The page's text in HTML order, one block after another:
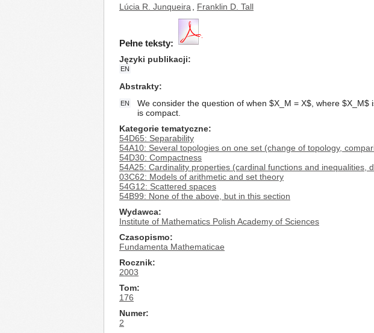
Lúcia R. Junqueira Franklin D. Tall
Pełne teksty:
Języki publikacji
EN
Abstrakty
EN
We consider the question of when $X_M = X$, where
is compact.
Kategorie tematyczne
54D65: Separability
54A10: Several topologies on one set (change of topology,
54D30: Compactness
54A25: Cardinality properties (cardinal functions and inequalities,
03C62: Models of arithmetic and set theory
54G12: Scattered spaces
54B99: None of the above, but in this section
Wydawca
Institute of Mathematics Polish Academy of Sciences
Czasopismo
Fundamenta Mathematicae
Rocznik
2003
Tom
176
Numer
2